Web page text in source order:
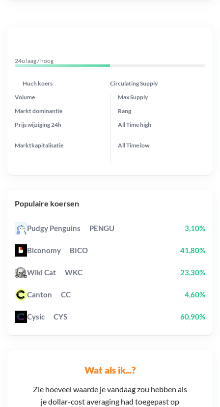
Wat als ik...?
Zie hoeveel waarde je vandaag zou hebben als
je dollar-cost averaging had toegepast op
24u laag / hoog
Huch koers Circulating Supply
Prijs wijziging 24h
Max Supply
Markt dominantie
Marktkapitalisatie
Volume
Rang
All Timehigh
All Time low
Populaire koersen
Pudgy Penguins PENGU 3,10%
Biconomy BICO 41,80%
Wiki Cat WKC 23,30%
Canton CC 4,60%
Cysic CYS 60,90%